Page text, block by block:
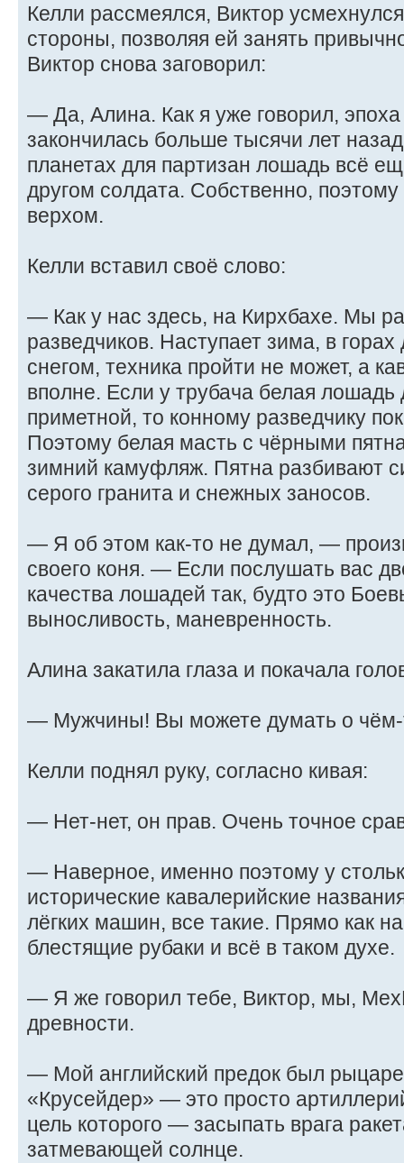
Келли рассмеялся, Виктор
стороны, позволяя ей занять
Виктор снова заговорил:
— Да, Алина. Как я уже говорил, эпоха
закончилась больше тысячи лет
планетах для партизан лошадь всё
другом солдата. Собственно, поэтому
верхом.
Келли вставил своё слово:
— Как у нас здесь, на Кирхбахе. Мы
разведчиков. Наступает зима, в
снегом, техника пройти не может, а
вполне. Если у трубача белая
приметной, то конному разведчику
Поэтому белая масть с чёрными
зимний камуфляж. Пятна разбивают
серого гранита и снежных заносов.
— Я об этом как-то не думал, —
своего коня. — Если послушать вас
качества лошадей так, будто это
выносливость, маневренность.
Алина закатила глаза и покачала
— Мужчины! Вы можете думать о
Келли поднял руку, согласно кивая:
— Нет-нет, он прав. Очень точное
— Наверное, именно поэтому у
исторические кавалерийские
лёгких машин, все такие. Прямо как
блестящие рубаки и всё в таком духе.
— Я же говорил тебе, Виктор, мы,
древности.
— Мой английский предок был
«Крусейдер» — это просто
цель которого — засыпать врага
затмевающей солнце.